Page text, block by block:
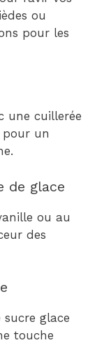
ou
pour les
une cuillerée
pour un
de glace
ou au
des
glace
touche